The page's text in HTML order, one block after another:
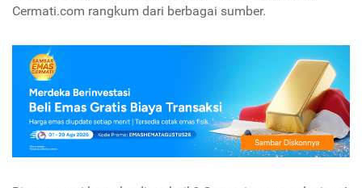
Cermati.com rangkum dari berbagai sumber.